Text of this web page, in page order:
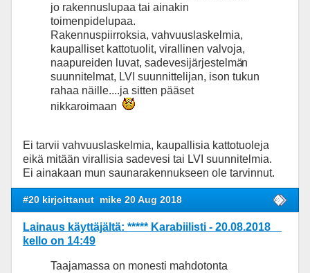
jo rakennuslupaa tai ainakin
toimenpidelupaa.
Rakennuspiirroksia, vahvuuslaskelmia,
kaupalliset kattotuolit, virallinen valvoja,
naapureiden luvat, sadevesijärjestelmän
suunnitelmat, LVI suunnittelijan, ison tukun
rahaa näille....ja sitten pääset
nikkaroimaan
Ei tarvii vahvuuslaskelmia, kaupallisia kattotuoleja
eikä mitään virallisia sadevesi tai LVI suunnitelmia.
Ei ainakaan mun saunarakennukseen ole tarvinnut.
#20 kirjoittanut mike 20 Aug 2018
Lainaus käyttäjältä: ***** Karabiilisti - 20.08.2018
kello on 14:49
Taajamassa on monesti mahdotonta